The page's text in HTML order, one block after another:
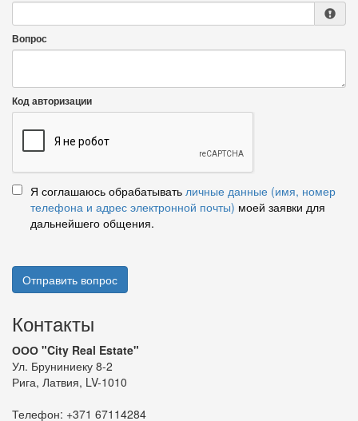
Вопрос
Код авторизации
Я соглашаюсь обрабатывать личные данные (имя, номер
телефона и адрес электронной почты) моей заявки для
дальнейшего общения.
Отправить вопрос
Контакты
ООО "City Real Estate"
Ул. Бруниниеку 8-2
Рига, Латвия, LV-1010
Телефон: +371 67114284